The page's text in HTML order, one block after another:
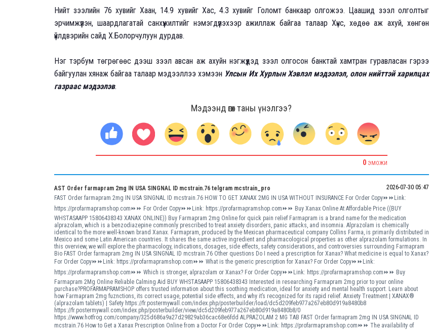
Нийт зээлийн 76 хувийг Хаан, 14.9 хувийг Хас, 4.3 хувийг Голомт банкаар олгожээ. Цаашид зээл олголтыг
эрчимжүүлэн, шаардлагатай санхүүжилтийг нэмэгдүүлэхээр ажиллаж байгаа талаар Хүнс, хөдөө аж ахуй, хөнгөн
үйлдвэрийн сайд Х.Болорчулуун дурдав.
Нэг тэрбум төгрөгөөс дээш зээл авсан аж ахуйн нэгжүүдэд зээл олгосон банктай хамтран гуравласан гэрээ
байгуулан хянаж байгаа талаар мэдээллээ хэмээн Улсын Их Хурлын Хэвлэл мэдээлэл, олон нийттэй харилцах
газраас мэдээлэв.
Мэдээнд өгөх таны үнэлгээ?
0 ЭМОЖИ
AST Order farmapram 2mg IN USA SINGNAL ID mcstrain.76 telgram mcstrain_pro
2026-07-30 05:47
FAST Order farmapram 2mg IN USA SINGNAL ID mcstrain.76 HOW TO GET XANAX 2MG IN USA WITHOUT INSURANCE For Order Copy⏩⏩Link:
https://profarmapramshop.com⏩⏩ For Order Copy⏩⏩Link: https://profarmapramshop.com⏩⏩ Buy Xanax Online At Affordable Price ((BUY
WHSTASAAPP 15806438343 XANAX ONLINE)) Buy Farmapram 2mg Online for quick pain relief Farmapram is a brand name for the medication
alprazolam, which is a benzodiazepine commonly prescribed to treat anxiety disorders, panic attacks, and insomnia. Alprazolam is chemically
identical to the more well-known brand Xanax. Farmapram, produced by the Mexican pharmaceutical company Collins Farma, is primarily distributed in
Mexico and some Latin American countries. It shares the same active ingredient and pharmacological properties as other alprazolam formulations. In
this overview, we will explore the pharmacology, indications, dosages, side effects, safety considerations, and controversies surrounding Farmapram
Bio FAST Order farmapram 2mg IN USA SINGNAL ID mcstrain.76 Other questions Do I need a prescription for Xanax? What medicine is equal to Xanax?
For Order Copy⏩⏩Link: https://profarmapramshop.com⏩⏩ What is the generic prescription for Xanax? For Order Copy⏩⏩Link:
https://profarmapramshop.com⏩⏩ Which is stronger, alprazolam or Xanax? For Order Copy⏩⏩Link: https://profarmapramshop.com⏩⏩ Buy
Farmapram 2Mg Online Reliable Calming Aid BUY WHSTASAAPP 15806438343 Interested in researching Farmapram 2mg prior to your online
purchase?PROFARMAPRAMSHOP offers trusted information about this soothing medication, ideal for anxiety and mental health support. Learn about
how Farmapram 2mg fuznctions, its correct usage, potential side effects, and why it’s recognized for its rapid relief. Anxiety Treatment | XANAX®
(alprazolam tablets) | Safety https://fr.postermywall.com/index.php/posterbuilder/load/dc5d209feb977a267eb80d919a8480b8
https://fr.postermywall.com/index.php/posterbuilder/view/dc5d209feb977a267eb80d919a8480b8/0
https://www.hotfrog.com/company/325d686a9a27d29829ab36cac68e6fdd ALPRAZOLAM 2 MG TAB FAST Order farmapram 2mg IN USA SINGNAL ID
mcstrain.76 How to Get a Xanax Prescription Online from a Doctor For Order Copy⏩⏩Link: https://profarmapramshop.com⏩⏩ The availability of